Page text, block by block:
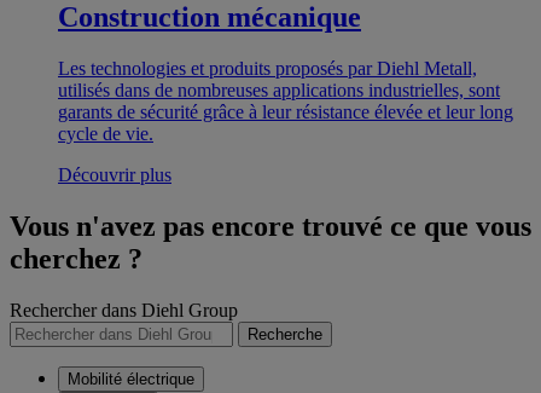
Construction mécanique
Les technologies et produits proposés par Diehl Metall,
utilisés dans de nombreuses applications industrielles, sont
garants de sécurité grâce à leur résistance élevée et leur long
cycle de vie.
Découvrir plus
Vous n'avez pas encore trouvé ce que vous
cherchez ?
Rechercher dans Diehl Group
Recherche
Mobilité électrique